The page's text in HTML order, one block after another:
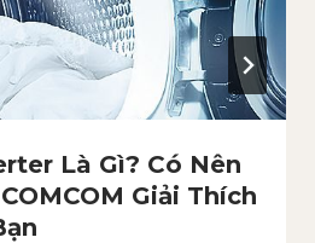
Là Gì? Có Nên
Giải Thích